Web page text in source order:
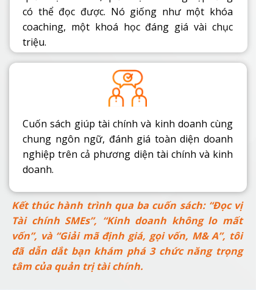
có thể đọc được. Nó giống như một khóa
coaching, một khoá học đáng giá vài chục
triệu.
Cuốn sách giúp tài chính và kinh doanh cùng
chung ngôn ngữ, đánh giá toàn diện doanh
nghiệp trên cả phương diện tài chính và kinh
doanh.
Kết thúc hành trình qua ba cuốn sách: “Đọc vị
Tài chính SMEs”, “Kinh doanh không lo mất
vốn”, và “Giải mã định giá, gọi vốn, M& A”, tôi
đã dẫn dắt bạn khám phá 3 chức năng trọng
tâm của quản trị tài chính.